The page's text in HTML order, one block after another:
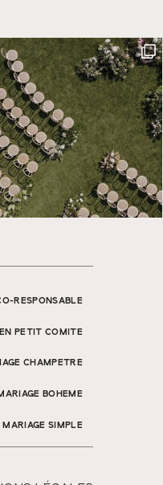
RESPONSABLE
PETIT COMITE
CHAMPETRE
BOHEME
MARIAGE SIMPLE